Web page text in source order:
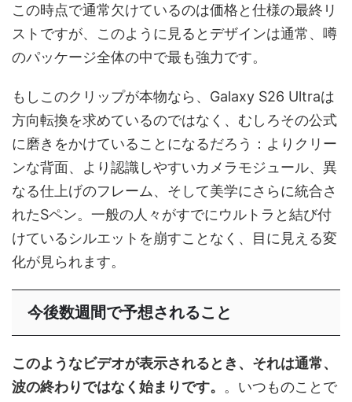
この時点で通常欠けているのは価格と仕様の最終リ
ストですが、このように見るとデザインは通常、噂
のパッケージ全体の中で最も強力です。
もしこのクリップが本物なら、Galaxy S26 Ultraは
方向転換を求めているのではなく、むしろその公式
に磨きをかけていることになるだろう：よりクリー
ンな背面、より認識しやすいカメラモジュール、異
なる仕上げのフレーム、そして美学にさらに統合さ
れたSペン。一般の人々がすでにウルトラと結び付
けているシルエットを崩すことなく、目に見える変
化が見られます。
今後数週間で予想されること
このようなビデオが表示されるとき、それは通常、
波の終わりではなく始まりです。 。いつものことで